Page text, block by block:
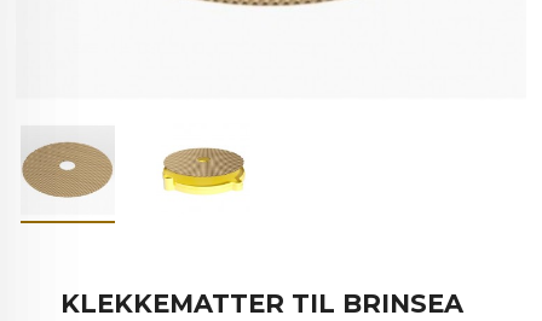
KLEKKEMATTER TIL BRINSEA